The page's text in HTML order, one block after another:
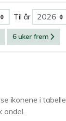
Til år
6 uker frem
ikonene i
andel.